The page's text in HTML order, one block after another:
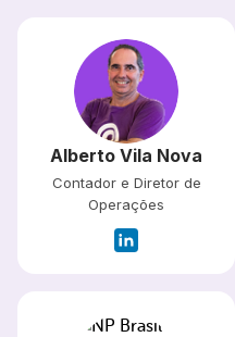
Alberto Vila Nova
Contador e Diretor de
Operações